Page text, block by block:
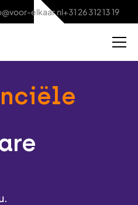
elkaar.nl+31 26 312 13 19